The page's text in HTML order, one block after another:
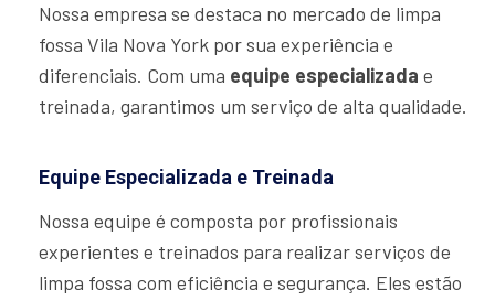
Nossa empresa se destaca no mercado de limpa
fossa Vila Nova York por sua experiência e
diferenciais. Com uma equipe especializada e
treinada, garantimos um serviço de alta qualidade.
Equipe Especializada e Treinada
Nossa equipe é composta por profissionais
experientes e treinados para realizar serviços de
limpa fossa com eficiência e segurança. Eles estão